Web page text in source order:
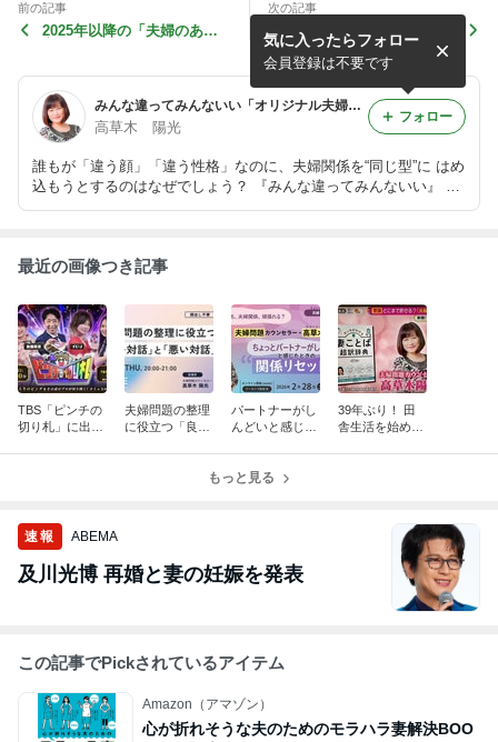
前の記事
2025年以降の「夫婦のあり
次の記事
わたしの宝物...あなたの宝物
はなんですか？
みんな違ってみんないい「オリジナル夫婦」で幸せになろう！
高草木 陽光
誰もが「違う顔」「違う性格」なのに、夫婦関係を“同じ型”に はめ
込もうとするのはなぜでしょう？ 『みんな違ってみんないい』 未
来に向けて、そんなオリジナルの夫婦関係がつくれたら、きっと笑
気に入ったらフォロー
会員登録は不要です
フォロー
最近の画像つき記事
TBS「ピンチの
切り札」に出演
夫婦問題の整理
に役立つ「良い
パートナーがし
んどいと感じた
39年ぶり！ 田
舎生活を始めま
もっと見る
速報 ABEMA
及川光博 再婚と妻の妊娠を発表
この記事でPickされているアイテム
Amazon（アマゾン）
心が折れそうな夫のためのモラハラ妻解決BOO